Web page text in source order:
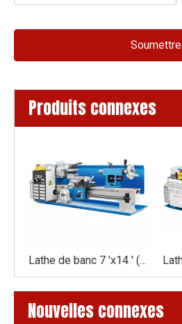
Soumettre
Produits connexes
Lathe de banc 7 'x14 ' (180x350 mm) DRO
Nouvelles connexes